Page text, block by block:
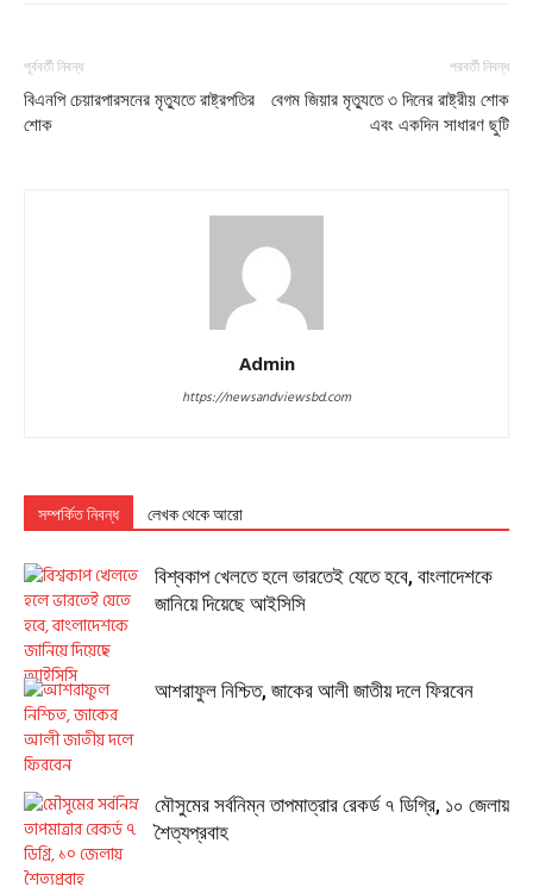
পূর্ববর্তী নিবন্ধ
বিএনপি চেয়ারপারসনের মৃত্যুতে রাষ্ট্রপতির
শোক
পরবর্তী নিবন্ধ
বেগম জিয়ার মৃত্যুতে ৩ দিনের রাষ্ট্রীয় শোক
এবং একদিন সাধারণ ছুটি
Admin
https://newsandviewsbd.com
সম্পর্কিত নিবন্ধ লেখক থেকে আরো
বিশ্বকাপ খেলতে হলে ভারতেই যেতে হবে, বাংলাদেশকে
জানিয়ে দিয়েছে আইসিসি
আশরাফুল নিশ্চিত, জাকের আলী জাতীয় দলে ফিরবেন
মৌসুমের সর্বনিম্ন তাপমাত্রার রেকর্ড ৭ ডিগ্রি, ১০ জেলায়
শৈত্যপ্রবাহ